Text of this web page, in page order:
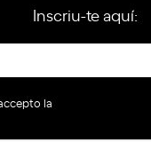
Inscriu-te aquí:
la